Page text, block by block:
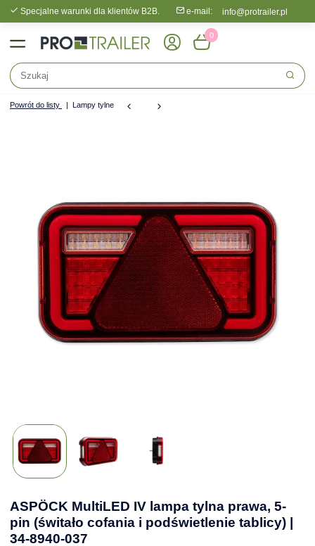
Specjalne warunki dla klientów B2B. e-mail: info@protrailer.pl
0
Powrót do listy Lampy tylne
ASPÖCK MultiLED IV lampa tylna prawa, 5-
pin (świtało cofania i podświetlenie tablicy) |
34-8940-037